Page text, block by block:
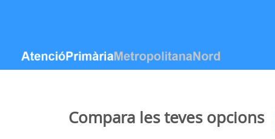
Compara les teves opcions